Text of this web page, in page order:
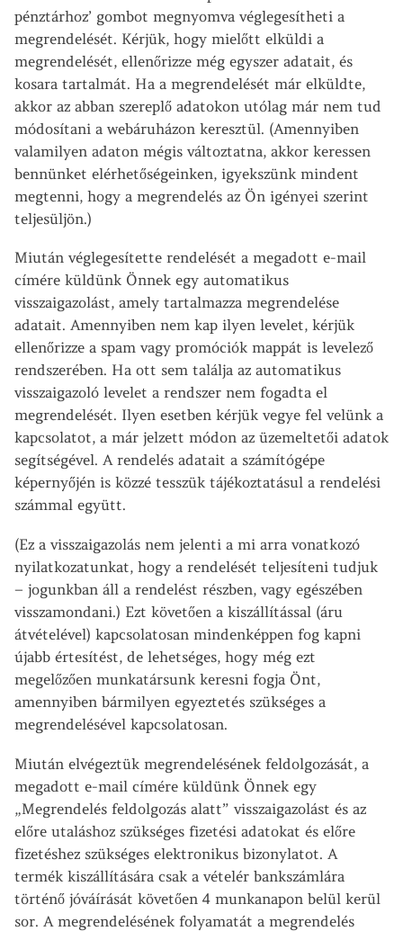
pénztárhoz’ gombot megnyomva véglegesítheti a
megrendelését. Kérjük, hogy mielőtt elküldi a
megrendelését, ellenőrizze még egyszer adatait, és
kosara tartalmát. Ha a megrendelését már elküldte,
akkor az abban szereplő adatokon utólag már nem tud
módosítani a webáruházon keresztül. (Amennyiben
valamilyen adaton mégis változtatna, akkor keressen
bennünket elérhetőségeinken, igyekszünk mindent
megtenni, hogy a megrendelés az Ön igényei szerint
teljesüljön.)
Miután véglegesítette rendelését a megadott e-mail
címére küldünk Önnek egy automatikus
visszaigazolást, amely tartalmazza megrendelése
adatait. Amennyiben nem kap ilyen levelet, kérjük
ellenőrizze a spam vagy promóciók mappát is levelező
rendszerében. Ha ott sem találja az automatikus
visszaigazoló levelet a rendszer nem fogadta el
megrendelését. Ilyen esetben kérjük vegye fel velünk a
kapcsolatot, a már jelzett módon az üzemeltetői adatok
segítségével. A rendelés adatait a számítógépe
képernyőjén is közzé tesszük tájékoztatásul a rendelési
számmal együtt.
(Ez a visszaigazolás nem jelenti a mi arra vonatkozó
nyilatkozatunkat, hogy a rendelését teljesíteni tudjuk
– jogunkban áll a rendelést részben, vagy egészében
visszamondani.) Ezt követően a kiszállítással (áru
átvételével) kapcsolatosan mindenképpen fog kapni
újabb értesítést, de lehetséges, hogy még ezt
megelőzően munkatársunk keresni fogja Önt,
amennyiben bármilyen egyeztetés szükséges a
megrendelésével kapcsolatosan.
Miután elvégeztük megrendelésének feldolgozását, a
megadott e-mail címére küldünk Önnek egy
„Megrendelés feldolgozás alatt” visszaigazolást és az
előre utaláshoz szükséges fizetési adatokat és előre
fizetéshez szükséges elektronikus bizonylatot. A
termék kiszállítására csak a vételér bankszámlára
történő jóváírását követően 4 munkanapon belül kerül
sor. A megrendelésének folyamatát a megrendelés